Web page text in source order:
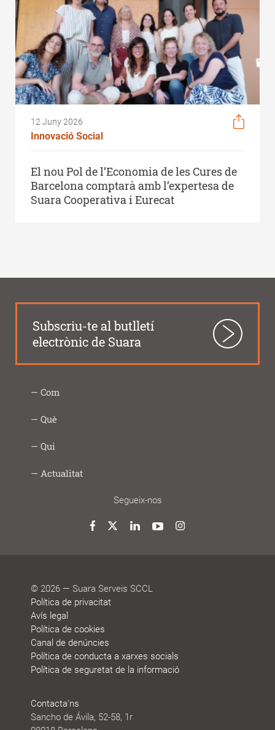
12 Juny 2026
Innovació Social
El nou Pol de l’Economia de les Cures de
Barcelona comptarà amb l’expertesa de
Suara Cooperativa i Eurecat
Subscriu-te al butlletí
electrònic de Suara
Com
Intercooperació
Proximitat
Innovació
Social
Lab
Responsabilitat
Transparència
Com
fem
Imprescindibles
Què
Infància
joves
Gent
Ocupació
treball
Acció
Empresa
Què
Formació
Qui
Model
Model
Sistema
Històries
Borsa
Persones
Actualitat
reconeixements
Segueix-nos
Facebook
TwitterLinkedInYouTubeInstagram
© 2026 — Suara Serveis SCCL
Política de privacitat
Avís legal
Política de cookies
Canal de denúncies
Política de conducta a xarxes socials
Política de seguretat de la informació
Contacta'ns
Sancho de Ávila, 52-58, 1r